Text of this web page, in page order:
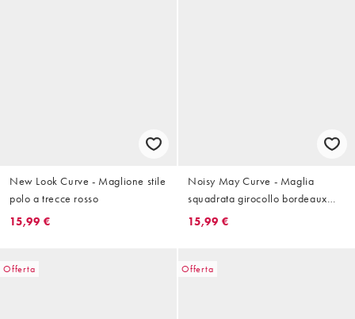
New Look Curve - Maglione stile
polo a trecce rosso
15,99 €
Noisy May Curve - Maglia
squadrata girocollo bordeaux
con scritta rossa
15,99 €
Offerta Offerta